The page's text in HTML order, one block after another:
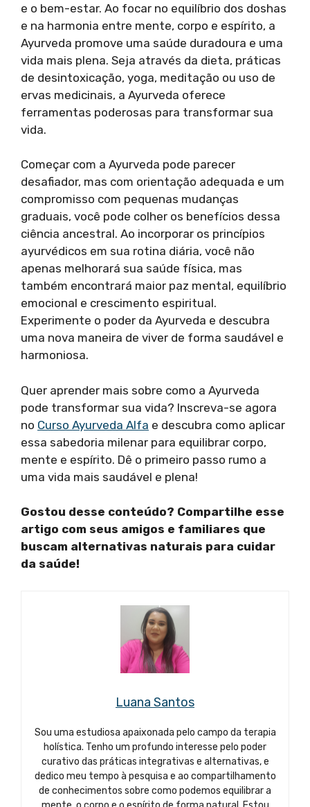
e o bem-estar. Ao focar no equilíbrio dos doshas
e na harmonia entre mente, corpo e espírito, a
Ayurveda promove uma saúde duradoura e uma
vida mais plena. Seja através da dieta, práticas
de desintoxicação, yoga, meditação ou uso de
ervas medicinais, a Ayurveda oferece
ferramentas poderosas para transformar sua
vida.
Começar com a Ayurveda pode parecer
desafiador, mas com orientação adequada e um
compromisso com pequenas mudanças
graduais, você pode colher os benefícios dessa
ciência ancestral. Ao incorporar os princípios
ayurvédicos em sua rotina diária, você não
apenas melhorará sua saúde física, mas
também encontrará maior paz mental, equilíbrio
emocional e crescimento espiritual.
Experimente o poder da Ayurveda e descubra
uma nova maneira de viver de forma saudável e
harmoniosa.
Quer aprender mais sobre como a Ayurveda
pode transformar sua vida? Inscreva-se agora
no Curso Ayurveda Alfa e descubra como aplicar
essa sabedoria milenar para equilibrar corpo,
mente e espírito. Dê o primeiro passo rumo a
uma vida mais saudável e plena!
Gostou desse conteúdo? Compartilhe esse
artigo com seus amigos e familiares que
buscam alternativas naturais para cuidar
da saúde!
Luana Santos
Sou uma estudiosa apaixonada pelo campo da terapia
holística. Tenho um profundo interesse pelo poder
curativo das práticas integrativas e alternativas, e
dedico meu tempo à pesquisa e ao compartilhamento
de conhecimentos sobre como podemos equilibrar a